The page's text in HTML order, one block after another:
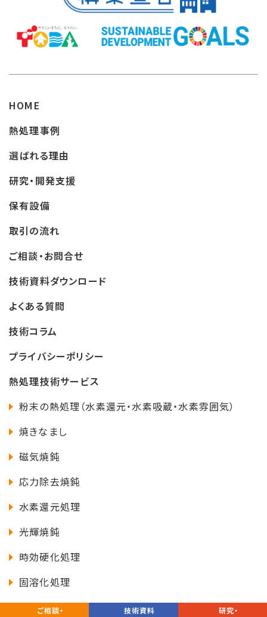
HOME
熱処理事例
選ばれる理由
研究・開発支援
保有設備
取引の流れ
ご相談・お問合せ
技術資料ダウンロード
よくある質問
技術コラム
プライバシーポリシー
熱処理技術サービス
粉末の熱処理（水素還元・水素吸蔵・水素雰囲気）
焼きなまし
磁気焼鈍
応力除去焼鈍
水素還元処理
光輝焼鈍
時効硬化処理
固溶化処理
ご相談・
技術資料
研究・